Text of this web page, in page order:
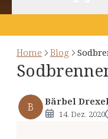
Home Blog
B Bärbel
14. Dez. 2020